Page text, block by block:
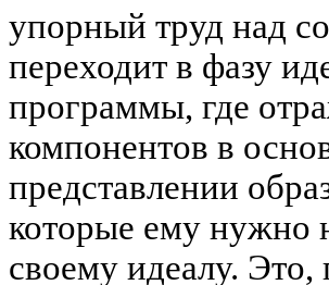
упорный труд над
переходит в фазу
программы, где
компонентов в
представлении
которые ему нужно
своему идеалу.